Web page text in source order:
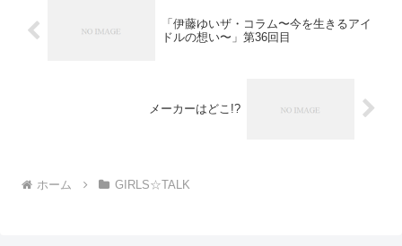
「伊藤ゆいザ・コラム〜今を生きるアイ
ドルの想い〜」第36回目
メーカーはどこ!?
ホーム GIRLS☆TALK